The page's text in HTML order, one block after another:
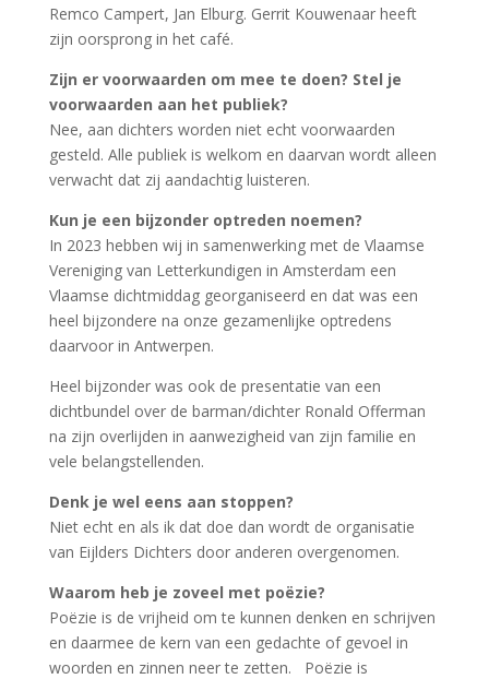
Remco Campert, Jan Elburg. Gerrit Kouwenaar heeft
zijn oorsprong in het café.
Zijn er voorwaarden om mee te doen? Stel je
voorwaarden aan het publiek?
Nee, aan dichters worden niet echt voorwaarden
gesteld. Alle publiek is welkom en daarvan wordt alleen
verwacht dat zij aandachtig luisteren.
Kun je een bijzonder optreden noemen?
In 2023 hebben wij in samenwerking met de Vlaamse
Vereniging van Letterkundigen in Amsterdam een
Vlaamse dichtmiddag georganiseerd en dat was een
heel bijzondere na onze gezamenlijke optredens
daarvoor in Antwerpen.
Heel bijzonder was ook de presentatie van een
dichtbundel over de barman/dichter Ronald Offerman
na zijn overlijden in aanwezigheid van zijn familie en
vele belangstellenden.
Denk je wel eens aan stoppen?
Niet echt en als ik dat doe dan wordt de organisatie
van Eijlders Dichters door anderen overgenomen.
Waarom heb je zoveel met poëzie?
Poëzie is de vrijheid om te kunnen denken en schrijven
en daarmee de kern van een gedachte of gevoel in
woorden en zinnen neer te zetten. Poëzie is